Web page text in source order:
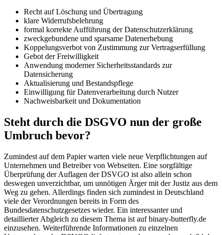
Recht auf Löschung und Übertragung
klare Widerrufsbelehrung
formal korrekte Aufführung der Datenschutzerklärung
zweckgebundene und sparsame Datenerhebung
Koppelungsverbot von Zustimmung zur Vertragserfüllung
Gebot der Freiwilligkeit
Anwendung moderner Sicherheitsstandards zur
Datensicherung
Aktualisierung und Bestandspflege
Einwilligung für Datenverarbeitung durch Nutzer
Nachweisbarkeit und Dokumentation
Steht durch die DSGVO nun der große
Umbruch bevor?
Zumindest auf dem Papier warten viele neue Verpflichtungen auf
Unternehmen und Betreiber von Webseiten. Eine sorgfältige
Überprüfung der Auflagen der DSVGO ist also allein schon
deswegen unverzichtbar, um unnötigen Ärger mit der Justiz aus dem
Weg zu gehen. Allerdings finden sich zumindest in Deutschland
viele der Verordnungen bereits in Form des
Bundesdatenschutzgesetzes wieder. Ein interessanter und
detaillierter Abgleich zu diesem Thema ist auf binary-butterfly.de
einzusehen. Weiterführende Informationen zu einzelnen